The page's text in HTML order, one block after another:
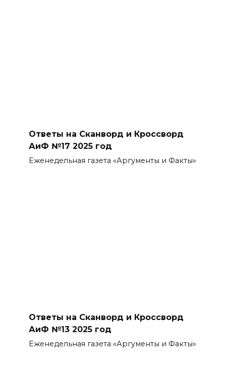
Ответы на Сканворд и Кроссворд
АиФ №17 2025 год
Еженедельная газета «Аргументы и Факты»
Ответы на Сканворд и Кроссворд
АиФ №13 2025 год
Еженедельная газета «Аргументы и Факты»